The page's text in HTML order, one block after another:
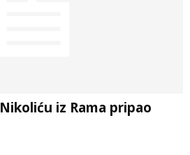
iz Rama pripao